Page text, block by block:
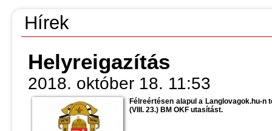
Hírek
Helyreigazítás
2018. október 18. 11:53
Félreértésen alapul a Langlovagok.hu-n
(VIII. 23.) BM OKF utasítást.